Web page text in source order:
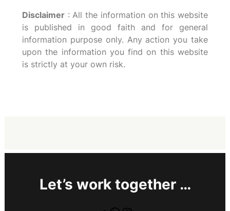
Disclaimer : All the information on this website
is published in good faith and for general
information purpose only. Any action you take
upon the information you find on this website
is strictly at your own risk.
Let’s work together …